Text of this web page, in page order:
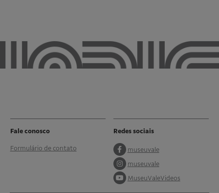
Fale conosco
Formulário de contato
Redes sociais
museuvale
museuvale
MuseuValeVideos